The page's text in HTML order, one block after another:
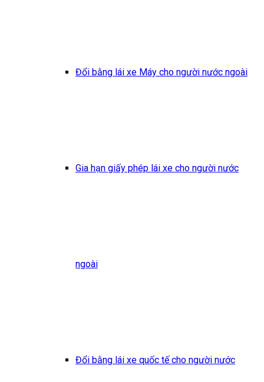
Đổi bằng lái xe Máy cho người nước ngoài
Gia hạn giấy phép lái xe cho người nước
ngoài
Đổi bằng lái xe quốc tế cho người nước